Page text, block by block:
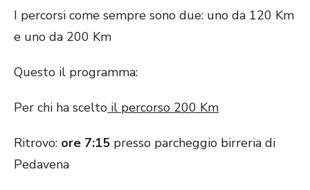
I percorsi come sempre sono due: uno da 120 Km
e uno da 200 Km
Questo il programma:
Per chi ha scelto il percorso 200 Km
Ritrovo: ore 7:15 presso parcheggio birreria di
Pedavena